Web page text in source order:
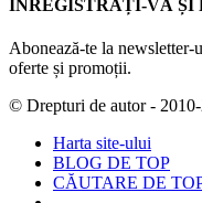
ÎNREGISTRAȚI-VĂ ȘI
Abonează-te la newsletter-
oferte și promoții.
© Drepturi de autor -
Harta site-ului
BLOG DE TOP
CĂUTARE DE